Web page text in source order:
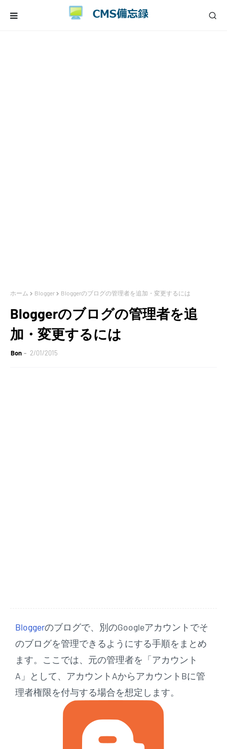
ホーム Blogger Bloggerのブログの管理者を追加・変更するには
Bloggerのブログの管理者を追
加・変更するには
Bon 2/01/2015
Bloggerのブログで、別のGoogleアカウントでそ
のブログを管理できるようにする手順をまとめ
ます。ここでは、元の管理者を「アカウント
A」として、アカウントAからアカウントBに管
理者権限を付与する場合を想定します。